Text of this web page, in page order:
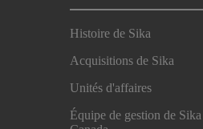
Histoire de Sika
Acquisitions de Sika
Unités d'affaires
Équipe de gestion de Sika